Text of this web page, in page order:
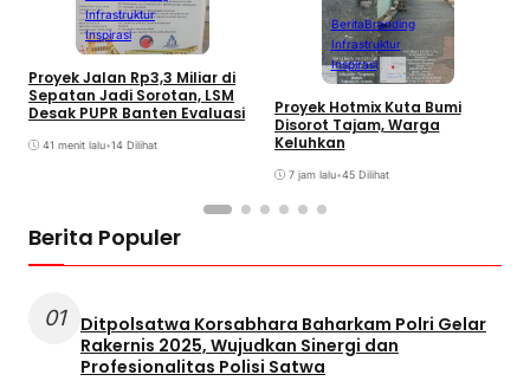
Infrastruktur
Inspirasi
Proyek Jalan Rp3,3 Miliar di
Sepatan Jadi Sorotan, LSM
Desak PUPR Banten Evaluasi
41 menit lalu•14 Dilihat
BeritaBranding
Infrastruktur
Inspirasi
Proyek Hotmix Kuta Bumi
Disorot Tajam, Warga
Keluhkan
7 jam lalu•45 Dilihat
Berita Populer
01
Ditpolsatwa Korsabhara Baharkam Polri Gelar
Rakernis 2025, Wujudkan Sinergi dan
Profesionalitas Polisi Satwa